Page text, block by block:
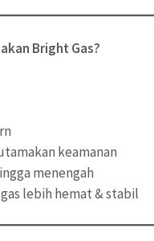
Bright Gas?
keamanan
menengah
lebih hemat & stabil